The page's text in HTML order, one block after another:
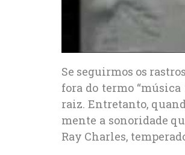
Se seguirmos os
fora do termo “música
raiz. Entretanto,
mente a sonoridade
Ray Charles,